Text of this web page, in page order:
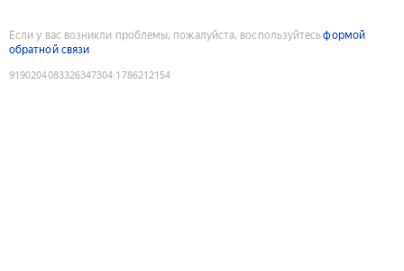
Если у вас возникли проблемы, пожалуйста, воспользуйтесьформой
обратной связи
9190204083326347304:1786212154